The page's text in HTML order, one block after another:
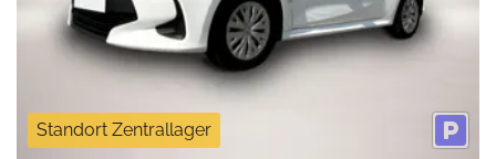
Standort Zentrallager